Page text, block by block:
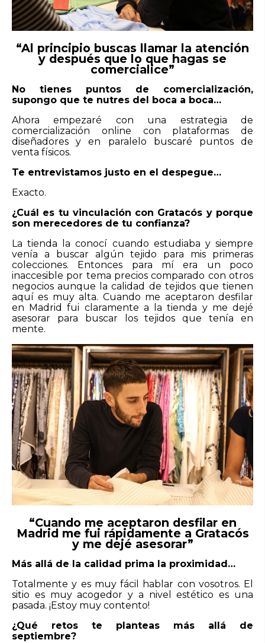
“Al principio buscas llamar la atención
y después que lo que hagas se
comercialice”
No tienes puntos de comercialización,
supongo que te nutres del boca a boca…
Ahora empezaré con una estrategia de
comercialización online con plataformas de
diseñadores y en paralelo buscaré puntos de
venta físicos.
Te entrevistamos justo en el despegue…
Exacto.
¿Cuál es tu vinculación con Gratacós y porque
son merecedores de tu confianza?
La tienda la conocí cuando estudiaba y siempre
venía a buscar algún tejido para mis primeras
colecciones. Entonces para mí era un poco
inaccesible por tema precios comparado con otros
negocios aunque la calidad de tejidos que tienen
aquí es muy alta. Cuando me aceptaron desfilar
en Madrid fui claramente a la tienda y me dejé
asesorar para buscar los tejidos que tenía en
mente.
“Cuando me aceptaron desfilar en
Madrid me fui rápidamente a Gratacós
y me dejé asesorar”
Más allá de la calidad prima la proximidad…
Totalmente y es muy fácil hablar con vosotros. El
sitio es muy acogedor y a nivel estético es una
pasada. ¡Estoy muy contento!
¿Qué retos te planteas más allá de
septiembre?